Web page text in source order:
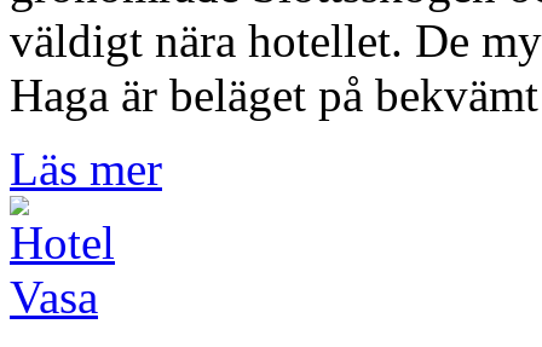
väldigt nära hotellet. De
Haga är beläget på
Läs mer